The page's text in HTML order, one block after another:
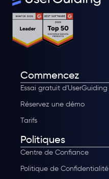
Commencez
Essai gratuit d'UserGuiding
Réservez une démo
Tarifs
Politiques
Centre de Confiance
Politique de Confidentialité